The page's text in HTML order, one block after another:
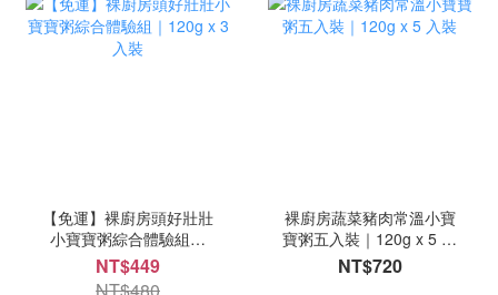
【免運】裸廚房頭好壯壯
小寶寶粥綜合體驗組｜
120g x 3 入裝
NT$449
裸廚房蔬菜豬肉常溫小寶
寶粥五入裝｜120g x 5 入
裝
NT$720